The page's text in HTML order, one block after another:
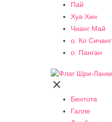
Пай
Хуа Хин
Чианг Май
о. Ко Сичанг
о. Панган

Бентота
Галле